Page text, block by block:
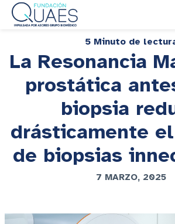
5 Minuto de
La Resonancia
prostática
biopsia
drásticamente
de biopsias
7 MARZO, 2025